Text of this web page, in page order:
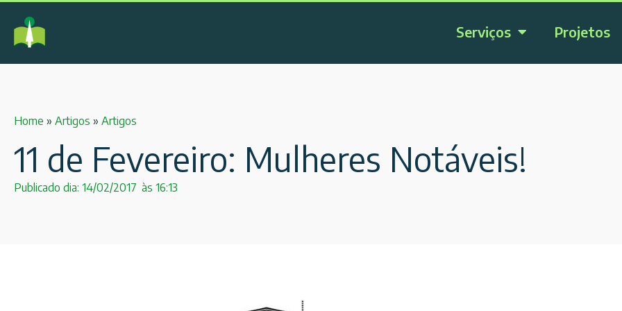
Serviços Projetos
Home » Artigos » Artigos
11 de Fevereiro: Mulheres Notáveis!
Publicado dia: 14/02/2017 às 16:13